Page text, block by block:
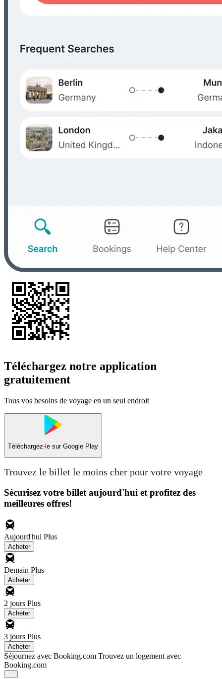
Téléchargez notre application
gratuitement
Tous vos besoins de voyage en un seul endroit
Téléchargez-le sur Google Play
Trouvez le billet le moins cher pour votre voyage
Sécurisez votre billet aujourd'hui et profitez des
meilleures offres!
Aujourd'hui Plus
Acheter
Demain Plus
Acheter
2 jours Plus
Acheter
3 jours Plus
Acheter
Séjournez avec Booking.com Trouvez un logement avec
Booking.com